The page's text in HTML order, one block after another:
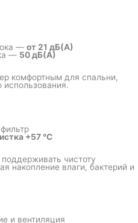
— от 21 дБ(А)
— 50 дБ(А)
комфортным для спальни,
использования.
+57 °C
чистоту
накопление влаги, бактерий и
и вентиляция